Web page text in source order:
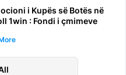
i Kupës së Botës në
1win : Fondi i çmimeve
së Botës FIFA